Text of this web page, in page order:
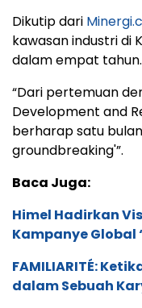
Dikutip dari
kawasan industri di
dalam empat tahun.
“Dari pertemuan
Development and
berharap satu
groundbreaking'”.
Baca Juga:
Himel Hadirkan
Kampanye Global
FAMILIARITÉ:
dalam Sebuah